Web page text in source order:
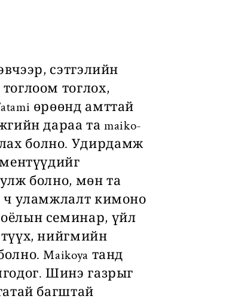
сэтгэлийн
тоглох,
өрөөнд амттай
дараа та maiko-
болно. Удирдамж
болно, мөн та
ч уламжлалт кимоно
семинар, үйл
нийгмийн
Maikoya танд
Шинэ газрыг
багштай